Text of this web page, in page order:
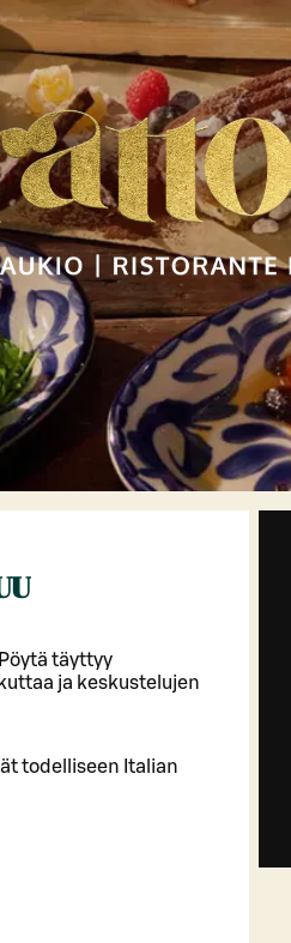
täyttyy
ja keskustelujen
todelliseen Italian